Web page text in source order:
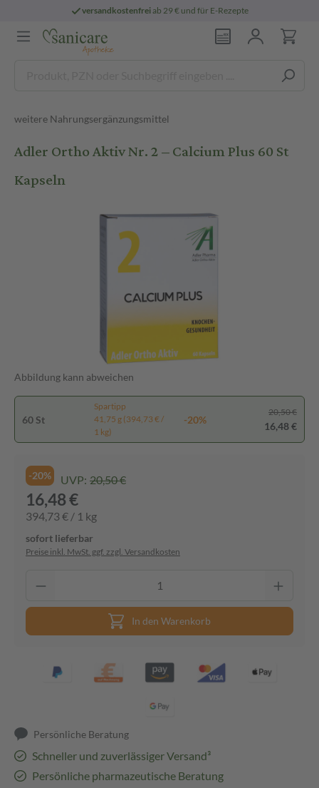
versandkostenfreiab 29 € und für E-Rezepte
weitere Nahrungsergänzungsmittel
Adler Ortho Aktiv Nr. 2 – Calcium Plus 60 St
Kapseln
Abbildung kann abweichen
60 St
Spartipp
41,75 g (394,73 € /
1 kg)
-20%
20,50 €
16,48 €
-20% UVP: 20,50 €
16,48 €
394,73 € / 1 kg
sofort lieferbar
Preise inkl. MwSt. ggf. zzgl. Versandkosten
In den Warenkorb
Persönliche Beratung
Schneller und zuverlässiger Versand³
Persönliche pharmazeutische Beratung